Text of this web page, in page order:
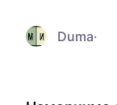
Duma·